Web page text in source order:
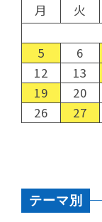
月
火
5
6
12
13
19
20
26
27
テーマ別